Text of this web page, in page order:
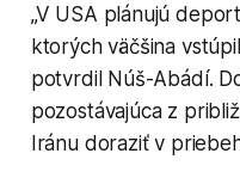
„V USA plánujú
ktorých väčšina
potvrdil Núš-Abádí.
pozostávajúca z
Iránu doraziť v